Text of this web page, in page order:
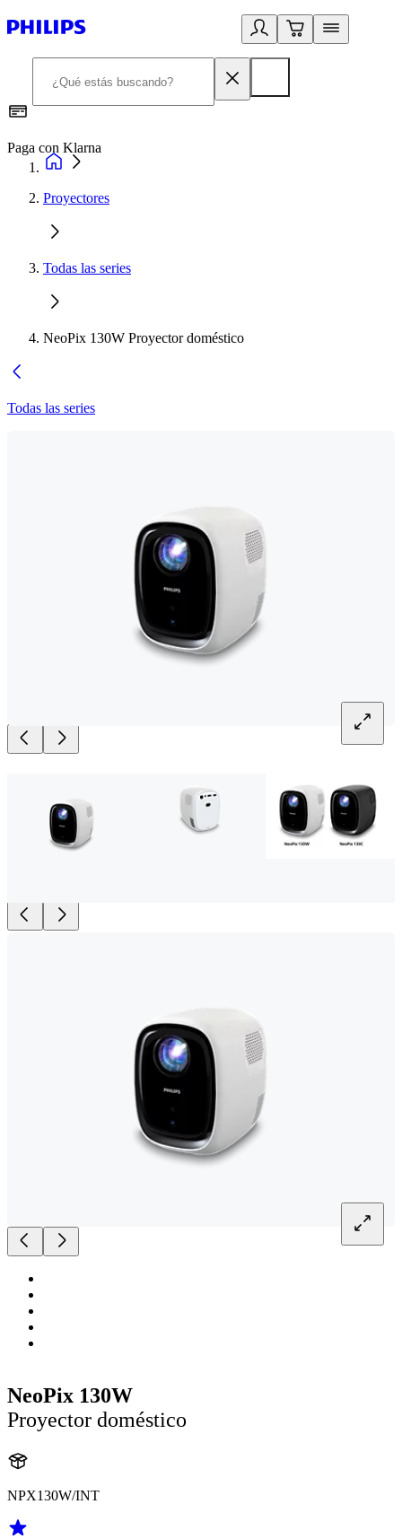
Paga con Klarna
Proyectores
Todas las series
NeoPix 130W Proyector doméstico
Todas las series
NeoPix 130W
Proyector doméstico
NPX130W/INT